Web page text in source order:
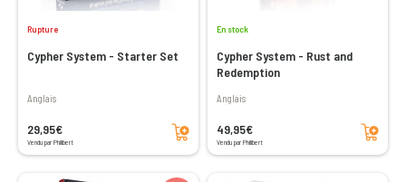
Rupture
Cypher System - Starter Set
Anglais
29,95€
Vendu par Philibert
Ajouter au panier
En stock
Cypher System - Rust and
Redemption
Anglais
49,95€
Vendu par Philibert
Ajouter au panier